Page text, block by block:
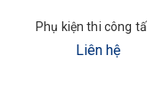
Phụ kiện thi công tấm Panel
Liên hệ